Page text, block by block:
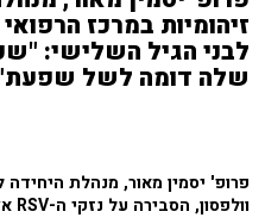
זיהומיות במרכז
לבני הגיל השלישי:
שלה דומה לשל
פרופ' יסמין מאור, מנהלת היחידה
וולפסון, הסבירה על נזקי ה-RSV אצל בני הגיל השלישי.